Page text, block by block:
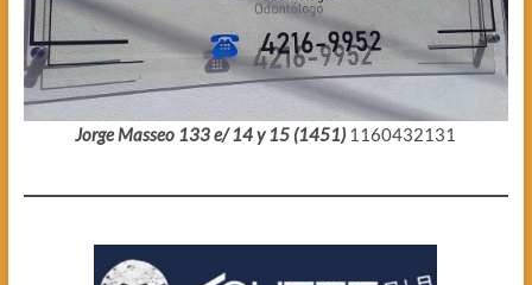
Jorge Masseo 133 e/ 14 y 15 (1451) 1160432131